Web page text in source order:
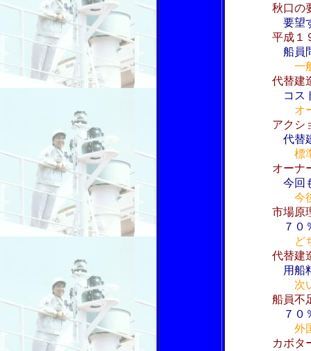
秋口の
要望
平成１
船員
一
代替建
コス
オ
アクシ
代替
標
オーナ
今回
今
市場原
７０
ど
代替建
用船
次
船員不
７０％が
外
カボタ